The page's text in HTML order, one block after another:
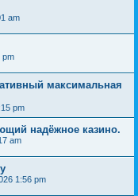
am
pm
максимальная
pm
надёжное казино.
am
1:56 pm